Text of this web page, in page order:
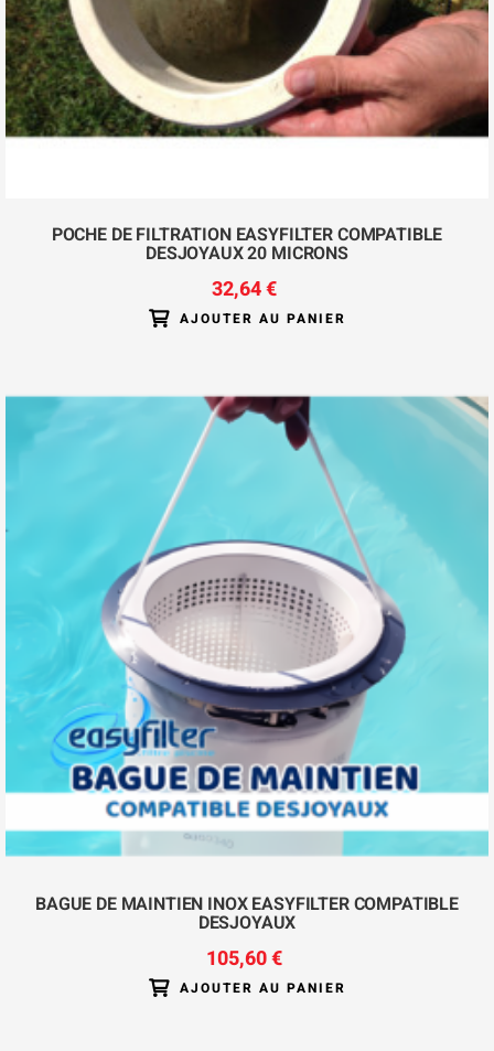
POCHE DE FILTRATION EASYFILTER COMPATIBLE
DESJOYAUX 20 MICRONS
32,64 €
AJOUTER AU PANIER
BAGUE DE MAINTIEN INOX EASYFILTER COMPATIBLE
DESJOYAUX
105,60 €
AJOUTER AU PANIER